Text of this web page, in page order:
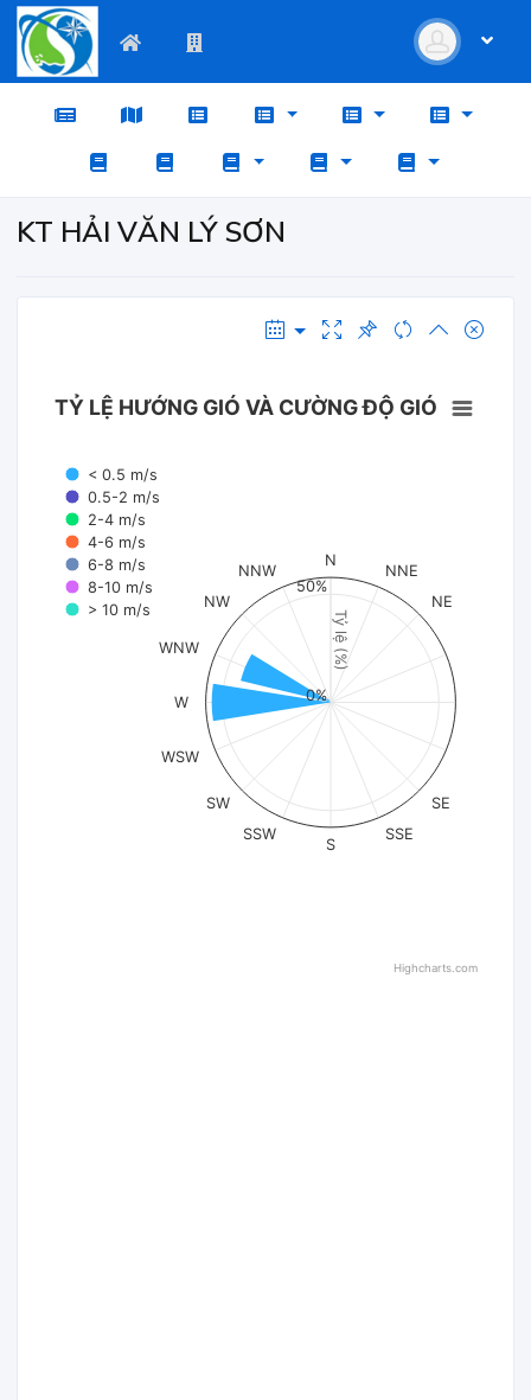
KT HẢI VĂN LÝ SƠN
Tỷ lệ (%)
TỶ LỆ HƯỚNG GIÓ VÀ CƯỜNG ĐỘ GIÓ
< 0.5 m/s
0.5-2 m/s
2-4 m/s
4-6 m/s
6-8 m/s
8-10 m/s
> 10 m/s
N
NNE
NE
SE
SSE
S
SSW
SW
WSW
W
WNW
NW
NNW
0%
50%
Highcharts.com